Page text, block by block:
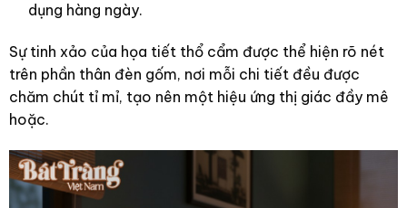
dụng hàng ngày.
Sự tinh xảo của họa tiết thổ cẩm được thể hiện rõ nét
trên phần thân đèn gốm, nơi mỗi chi tiết đều được
chăm chút tỉ mỉ, tạo nên một hiệu ứng thị giác đầy mê
hoặc.